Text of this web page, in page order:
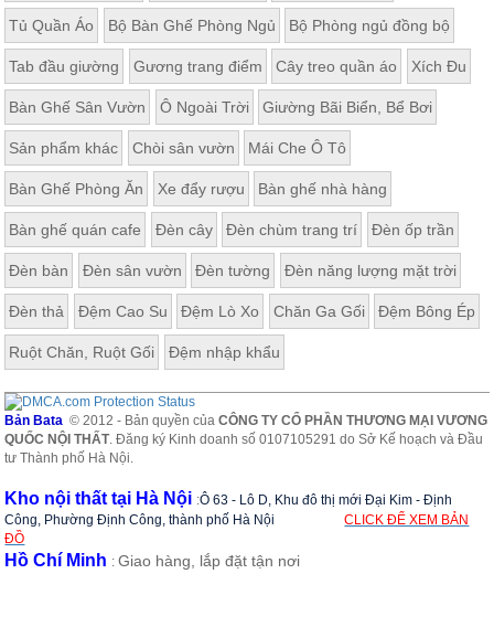
Tủ Quần Áo Bộ Bàn Ghế Phòng Ngủ Bộ Phòng ngủ đồng bộ
Tab đầu giường Gương trang điểm Cây treo quần áo Xích Đu
Bàn Ghế Sân Vườn Ô Ngoài Trời Giường Bãi Biển, Bể Bơi
Sản phẩm khác Chòi sân vườn Mái Che Ô Tô
Bàn Ghế Phòng Ăn Xe đẩy rượu Bàn ghế nhà hàng
Bàn ghế quán cafe Đèn cây Đèn chùm trang trí Đèn ốp trần
Đèn bàn Đèn sân vườn Đèn tường Đèn năng lượng mặt trời
Đèn thả Đệm Cao Su Đệm Lò Xo Chăn Ga Gối Đệm Bông Ép
Ruột Chăn, Ruột Gối Đệm nhập khẩu
Bản Bata © 2012 - Bản quyền củaCÔNG TY CỔ PHẦN THƯƠNG MẠI VƯƠNG
QUỐC NỘI THẤT. Đăng ký Kinh doanh số 0107105291 do Sở Kế hoạch và Đầu
tư Thành phố Hà Nội.
Kho nội thất tại Hà Nội :Ô 63 - Lô D, Khu đô thị mới Đại Kim - Định
Công, Phường Định Công, thành phố Hà Nội
CLICK ĐỂ XEM BẢN
ĐỒ
Hồ Chí Minh :Giao hàng, lắp đặt tận nơi